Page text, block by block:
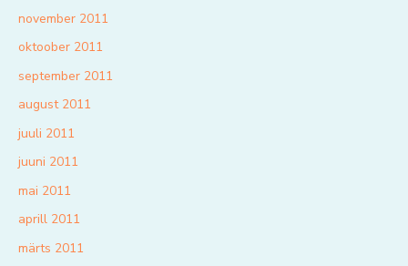
november 2011
oktoober 2011
september 2011
august 2011
juuli 2011
juuni 2011
mai 2011
aprill 2011
märts 2011